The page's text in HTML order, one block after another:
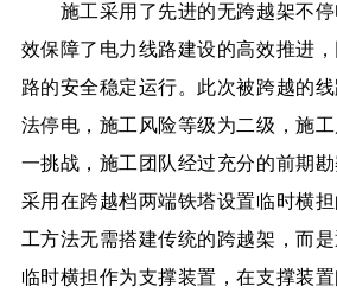
施工采用了先进的无跨越架不停
效保障了电力线路建设的高效推进
路的安全稳定运行。此次被跨越的
法停电，施工风险等级为二级，施
一挑战，施工团队经过充分的前期
采用在跨越档两端铁塔设置临时横
工方法无需搭建传统的跨越架，而
临时横担作为支撑装置，在支撑装